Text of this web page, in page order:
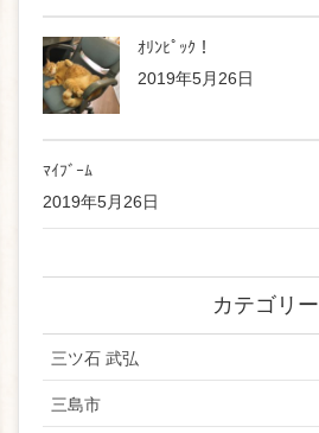
ｵﾘﾝﾋﾟｯｸ！
2019年5月26日
ﾏｲﾌﾞｰﾑ
2019年5月26日
カテゴリー
三ツ石 武弘
三島市